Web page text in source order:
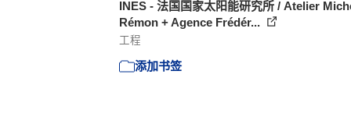
INES - 法国国家太阳能研究所 / Atelier
Rémon + Agence Frédér...
工程
添加书签